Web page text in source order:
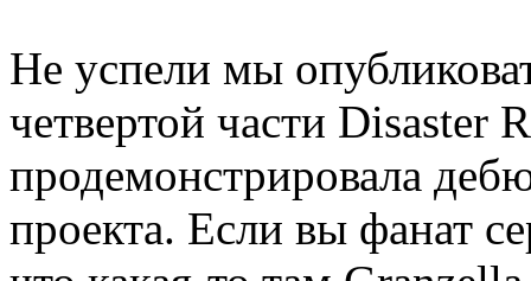
Не успели мы
четвертой части Disaster
продемонстрировала
проекта. Если вы фанат